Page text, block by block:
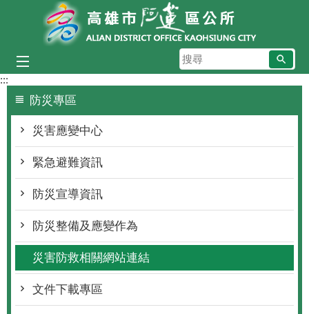
跳到主要內容區塊
搜
尋
:::
防災專區
災害應變中心
緊急避難資訊
防災宣導資訊
防災整備及應變作為
災害防救相關網站連結
文件下載專區